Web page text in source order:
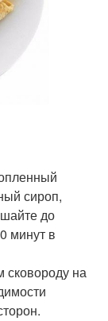
сироп,
до
минут в
сковороду на